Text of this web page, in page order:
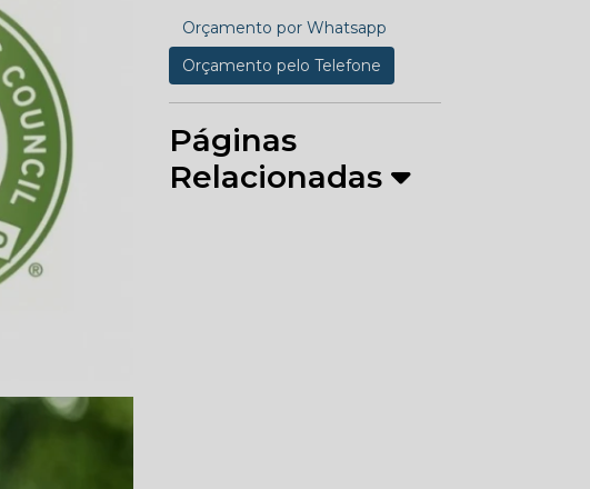
Orçamento por Whatsapp
Orçamento pelo Telefone
Páginas
Relacionadas